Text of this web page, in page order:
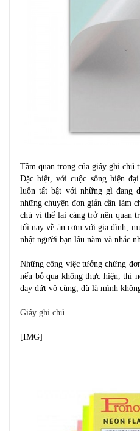
Tầm quan trọng của giấy ghi chú
Đặc biệt, với cuộc sống hiện
luôn tất bật với những gì đang
những chuyện đơn giản cần làm
chú vì thế lại càng trở nên quan
tối nay về ăn cơm với gia đình,
nhật người bạn lâu năm và nhắc
Những công việc tưởng chừng
nếu bỏ qua không thực hiện, thì
day dứt vô cùng, dù là mình
Giấy ghi chú
[​IMG]